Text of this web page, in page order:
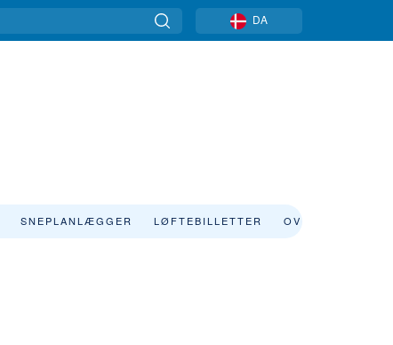
DA
SNEPLANLÆGGER LØFTEBILLETTER OVERNATNING